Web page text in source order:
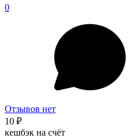
0
Отзывов нет
10 ₽
кешбэк на счёт